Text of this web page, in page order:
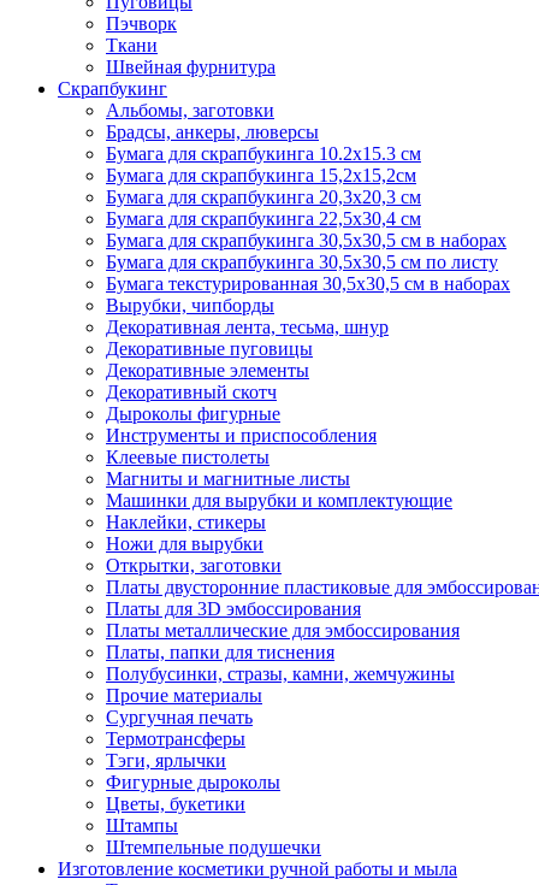
Пэчворк
Ткани
Швейная фурнитура
Скрапбукинг
Альбомы, заготовки
Брадсы, анкеры, люверсы
Бумага для скрапбукинга 10.2х15.3 см
Бумага для скрапбукинга 15,2х15,2см
Бумага для скрапбукинга 20,3х20,3 см
Бумага для скрапбукинга 22,5х30,4 см
Бумага для скрапбукинга 30,5х30,5 см в наборах
Бумага для скрапбукинга 30,5х30,5 см по листу
Бумага текстурированная 30,5х30,5 см в наборах
Вырубки, чипборды
Декоративная лента, тесьма, шнур
Декоративные пуговицы
Декоративные элементы
Декоративный скотч
Дыроколы фигурные
Инструменты и приспособления
Клеевые пистолеты
Магниты и магнитные листы
Машинки для вырубки и комплектующие
Наклейки, стикеры
Ножи для вырубки
Открытки, заготовки
Платы двусторонние пластиковые для
Платы для 3D эмбоссирования
Платы металлические для эмбоссирования
Платы, папки для тиснения
Полубусинки, стразы, камни, жемчужины
Прочие материалы
Сургучная печать
Термотрансферы
Тэги, ярлычки
Фигурные дыроколы
Цветы, букетики
Штампы
Штемпельные подушечки
Изготовление косметики ручной работы и мыла